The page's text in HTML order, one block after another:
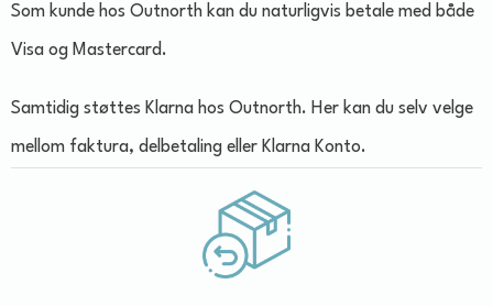
Som kunde hos Outnorth kan du naturligvis betale med både
Visa og Mastercard.
Samtidig støttes Klarna hos Outnorth. Her kan du selv velge
mellom faktura, delbetaling eller Klarna Konto.